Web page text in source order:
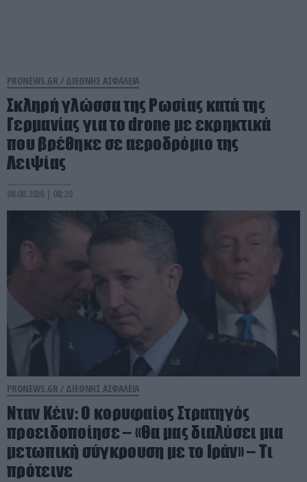
PRONEWS.GR / ΔΙΕΘΝΗΣ ΑΣΦΑΛΕΙΑ
Σκληρή γλώσσα της Ρωσίας κατά της
Γερμανίας για το drone με εκρηκτικά
που βρέθηκε σε αεροδρόμιο της
Λειψίας
08.08.2026 | 08:20
PRONEWS.GR / ΔΙΕΘΝΗΣ ΑΣΦΑΛΕΙΑ
Νταν Κέιν: Ο κορυφαίος Στρατηγός
προειδοποίησε – «Θα μας διαλύσει μια
μετωπική σύγκρουση με το Ιράν» – Τι
πρότεινε